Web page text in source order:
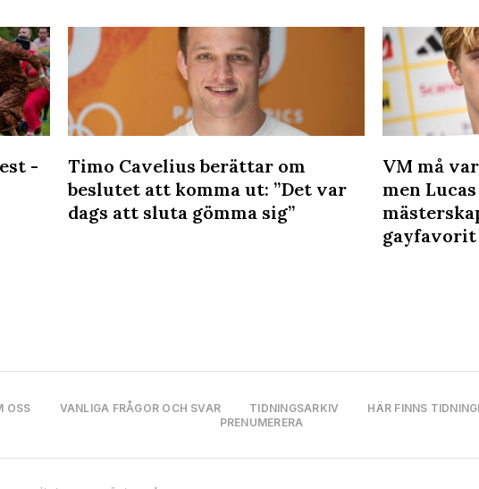
-
Timo Cavelius berättar om
beslutet att komma ut: ”Det var
dags att sluta gömma sig”
VM må
men
gayfavorit
OSS VANLIGA FRÅGOR OCH SVAR TIDNINGSARKIV HÄR FINNS
PRENUMERERA